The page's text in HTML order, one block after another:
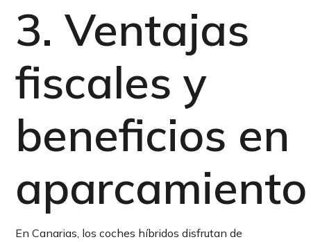
3. Ventajas
fiscales y
beneficios en
aparcamiento
En Canarias, los coches híbridos disfrutan de